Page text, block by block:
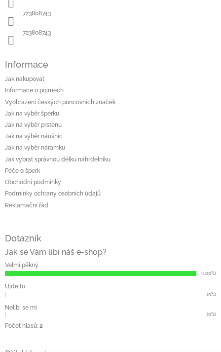
723808743
723808743
Informace
Jak nakupovat
Informace o pojmech
Vyobrazení českých puncovních značek
Jak na výběr šperku
Jak na výběr prstenu
Jak na výběr náušnic
Jak na výběr náramku
Jak vybrat správnou délku náhrdelníku
Péče o šperk
Obchodní podmínky
Podmínky ochrany osobních údajů
Reklamační řád
Dotazník
Jak se Vám líbí náš e-shop?
Velmi pěkný
(100%)
Ujde to
(0%)
Nelíbí se mi
(0%)
Počet hlasů: 2